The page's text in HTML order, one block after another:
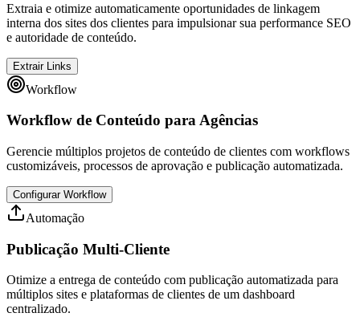
Extraia e otimize automaticamente oportunidades de linkagem
interna dos sites dos clientes para impulsionar sua performance SEO
e autoridade de conteúdo.
Extrair Links
Workflow
Workflow de Conteúdo para Agências
Gerencie múltiplos projetos de conteúdo de clientes com workflows
customizáveis, processos de aprovação e publicação automatizada.
Configurar Workflow
Automação
Publicação Multi-Cliente
Otimize a entrega de conteúdo com publicação automatizada para
múltiplos sites e plataformas de clientes de um dashboard
centralizado.